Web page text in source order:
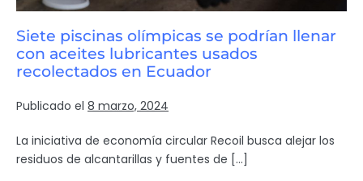
Siete piscinas olímpicas se podrían llenar
con aceites lubricantes usados
recolectados en Ecuador
Publicado el 8 marzo, 2024
La iniciativa de economía circular Recoil busca alejar los
residuos de alcantarillas y fuentes de […]